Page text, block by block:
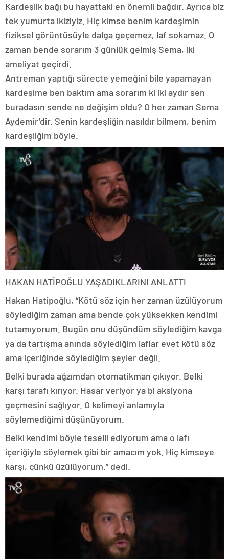
Kardeşlik bağı bu hayattaki en önemli bağdır. Ayrıca biz
tek yumurta ikiziyiz. Hiç kimse benim kardeşimin
fiziksel görüntüsüyle dalga geçemez, laf sokamaz. O
zaman bende sorarım 3 günlük gelmiş Sema, iki
ameliyat geçirdi.
Antreman yaptığı süreçte yemeğini bile yapamayan
kardeşime ben baktım ama sorarım ki iki aydır sen
buradasın sende ne değişim oldu? O her zaman Sema
Aydemir’dir. Senin kardeşliğin nasıldır bilmem, benim
kardeşliğim böyle.
HAKAN HATİPOĞLU YAŞADIKLARINI ANLATTI
Hakan Hatipoğlu, “Kötü söz için her zaman üzülüyorum
söylediğim zaman ama bende çok yüksekken kendimi
tutamıyorum. Bugün onu düşündüm söylediğim kavga
ya da tartışma anında söylediğim laflar evet kötü söz
ama içeriğinde söylediğim şeyler değil.
Belki burada ağzımdan otomatikman çıkıyor. Belki
karşı tarafı kırıyor. Hasar veriyor ya bi aksiyona
geçmesini sağlıyor. O kelimeyi anlamıyla
söylemediğimi düşünüyorum.
Belki kendimi böyle teselli ediyorum ama o lafı
içeriğiyle söylemek gibi bir amacım yok. Hiç kimseye
karşı, çünkü üzülüyorum.” dedi.